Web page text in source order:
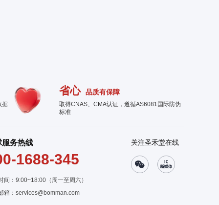
据
省心 品质有保障
取得CNAS、CMA认证，遵循AS6081国际防伪
标准
服务热线
1688-345
间：9:00~18:00（周一至周六）
箱： services@bomman.com
关注圣禾堂在线